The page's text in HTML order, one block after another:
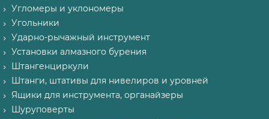
Угломеры и уклономеры
Угольники
Ударно-рычажный инструмент
Установки алмазного бурения
Штангенциркули
Штанги, штативы для нивелиров и уровней
Ящики для инструмента, органайзеры
Шуруповерты